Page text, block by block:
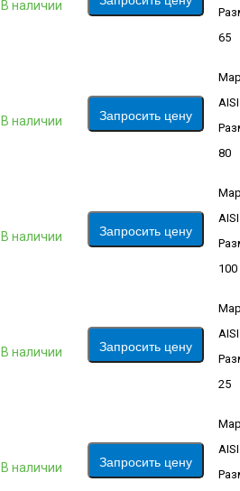
В наличии
65
В наличии Запросить цену
80
В наличии Запросить цену
100
В наличии Запросить цену
25
В наличии Запросить цену